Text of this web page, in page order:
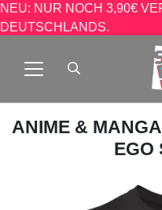
NEU: NUR NOCH 3,90€
DEUTSCHLANDS.
ANIME & MANGA
EGO